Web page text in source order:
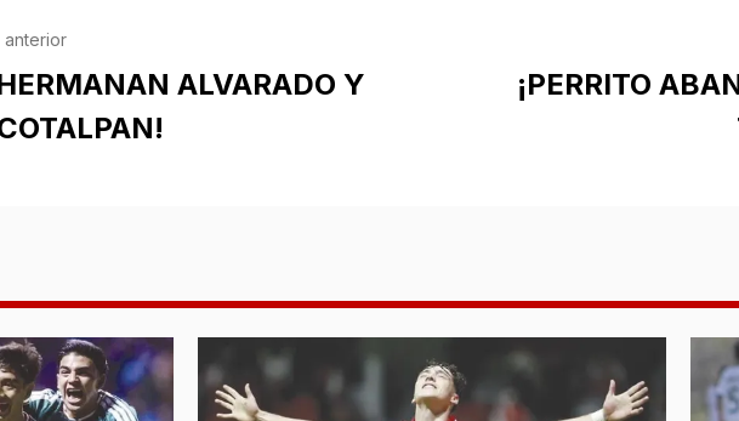
anterior
ALVARADO Y
¡PERRITO